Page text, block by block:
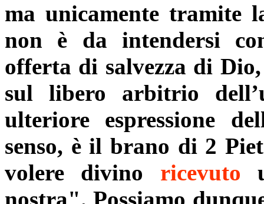
ma unicamente tramite
non è da intendersi
offerta di salvezza di
sul libero arbitrio
ulteriore espressione
senso, è il brano di 2
volere divino ricevuto